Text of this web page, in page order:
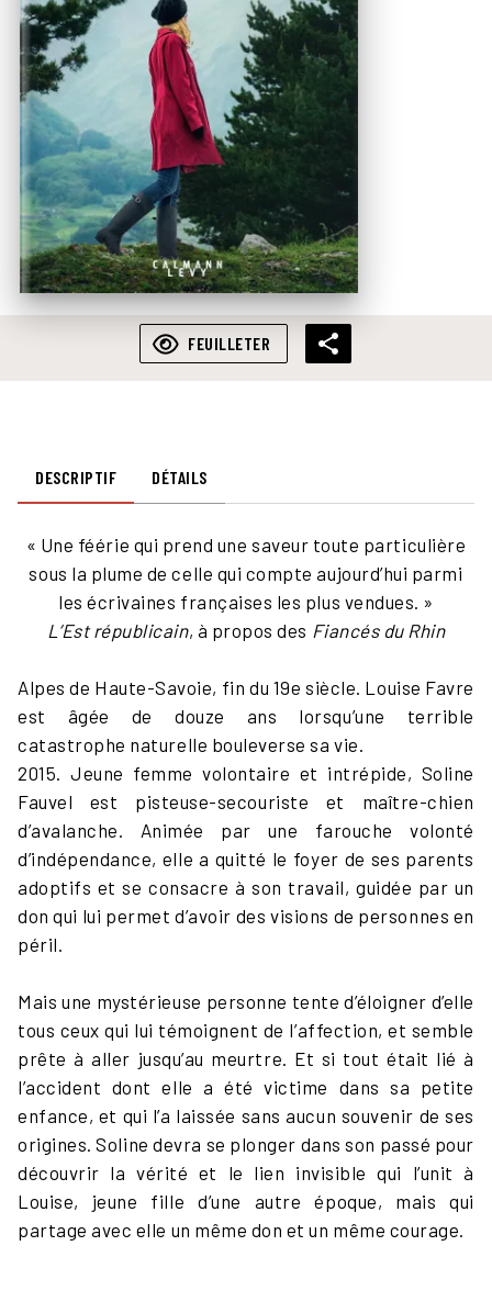
FEUILLETER
DESCRIPTIF DÉTAILS
« Une féérie qui prend une saveur toute particulière
sous la plume de celle qui compte aujourd’hui parmi
les écrivaines françaises les plus vendues. »
L’Est républicain, à propos des Fiancés du Rhin
Alpes de Haute-Savoie, fin du 19e siècle. Louise Favre
est âgée de douze ans lorsqu’une terrible
catastrophe naturelle bouleverse sa vie.
2015. Jeune femme volontaire et intrépide, Soline
Fauvel est pisteuse-secouriste et maître-chien
d’avalanche. Animée par une farouche volonté
d’indépendance, elle a quitté le foyer de ses parents
adoptifs et se consacre à son travail, guidée par un
don qui lui permet d’avoir des visions de personnes en
péril.
Mais une mystérieuse personne tente d’éloigner d’elle
tous ceux qui lui témoignent de l’affection, et semble
prête à aller jusqu’au meurtre. Et si tout était lié à
l’accident dont elle a été victime dans sa petite
enfance, et qui l’a laissée sans aucun souvenir de ses
origines. Soline devra se plonger dans son passé pour
découvrir la vérité et le lien invisible qui l’unit à
Louise, jeune fille d’une autre époque, mais qui
partage avec elle un même don et un même courage.